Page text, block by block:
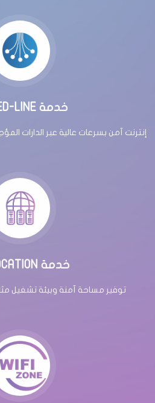
LEASED-LINE خدمة
إنترنت آمن بسرعات عالية عبر الدارات
CO-LOCATION خدمة
توفير مساحة آمنة وبيئة تشغيل